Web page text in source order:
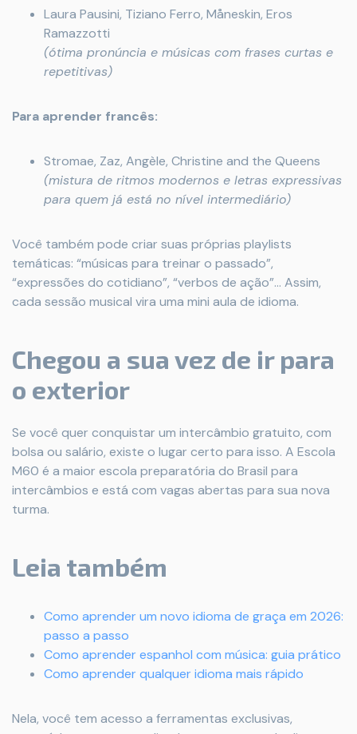
Laura Pausini, Tiziano Ferro, Måneskin, Eros
Ramazzotti
(ótima pronúncia e músicas com frases curtas e
repetitivas)
Para aprender francês:
Stromae, Zaz, Angèle, Christine and the Queens
(mistura de ritmos modernos e letras expressivas
para quem já está no nível intermediário)
Você também pode criar suas próprias playlists
temáticas: “músicas para treinar o passado”,
“expressões do cotidiano”, “verbos de ação”… Assim,
cada sessão musical vira uma mini aula de idioma.
Chegou a sua vez de ir para
o exterior
Se você quer conquistar um intercâmbio gratuito, com
bolsa ou salário, existe o lugar certo para isso. A Escola
M60 é a maior escola preparatória do Brasil para
intercâmbios e está com vagas abertas para sua nova
turma.
Leia também
Como aprender um novo idioma de graça em 2026:
passo a passo
Como aprender espanhol com música: guia prático
Como aprender qualquer idioma mais rápido
Nela, você tem acesso a ferramentas exclusivas,